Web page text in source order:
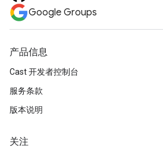
Google Groups
产品信息
Cast 开发者控制台
服务条款
版本说明
关注